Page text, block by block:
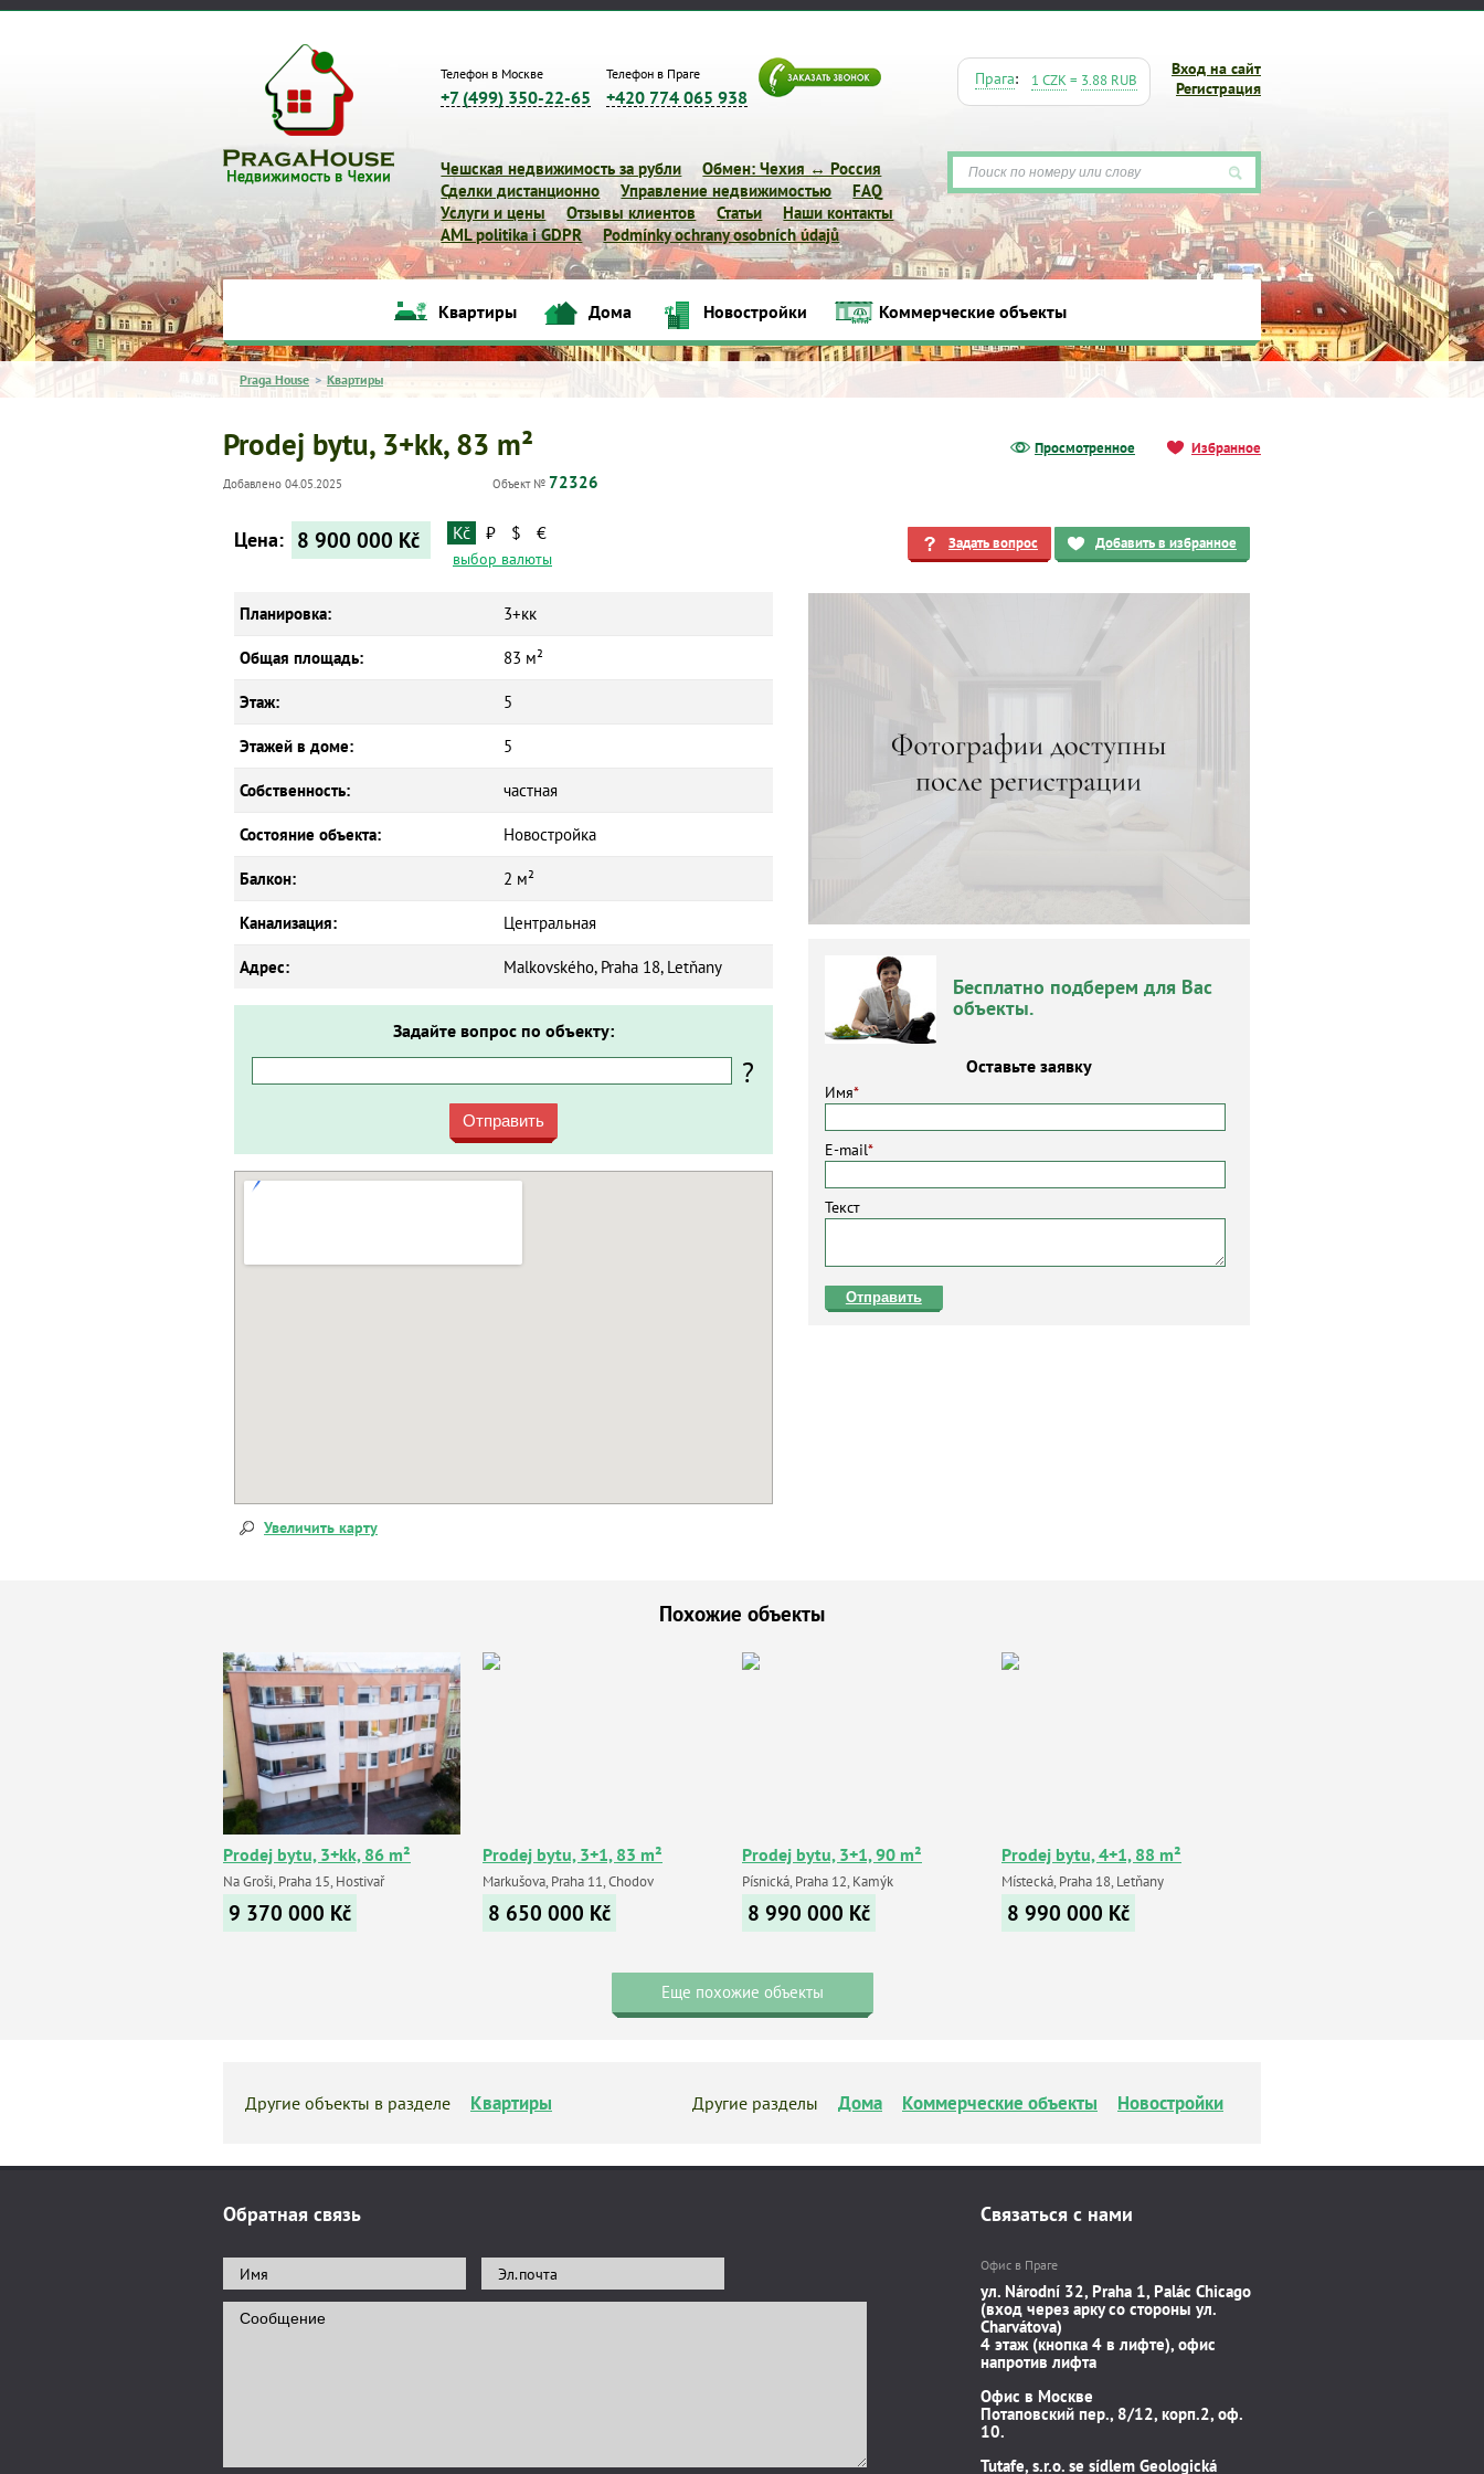
Телефон в Москве
+7 (499) 350-22-65
Телефон в Праге
+420 774 065 938
Вход на сайт
Регистрация
Прага: 1 CZK= 3.88 RUB
Чешская недвижимость за рубли
Обмен: Чехия ↔ Россия
Сделки дистанционно
Управление недвижимостью
FAQ
Услуги и цены
Отзывы клиентов Статьи
Наши контакты
AML politika i GDPR
Podmínky ochrany osobních údajů
Квартиры Новостройки Коммерческие объекты
Квартиры Дома Новостройки Коммерческие объекты
Praga House > Квартиры
Просмотренное Избранное
Prodej bytu, 3+kk, 83 m²
Добавлено 04.05.2025 Объект № 72326
Задать вопрос Добавить в избранное
Бесплатно подберем для Вас
объекты.
Оставьте заявку
Имя*
E-mail*
Текст
Отправить
Цена: 8 900 000 Kč Kč ₽ $ €
выбор валюты
Планировка: 3+кк
Общая площадь: 83 м²
Этаж: 5
Этажей в доме: 5
Собственность: частная
Состояние объекта: Новостройка
Балкон: 2 м²
Канализация: Центральная
Адрес: Malkovského, Praha 18, Letňany
Задайте вопрос по объекту:
?
Отправить
Увеличить карту
Похожие объекты
Prodej bytu, 3+kk, 86 m²
Na Groši, Praha 15, Hostivař
9 370 000 Kč
Prodej bytu, 3+1, 83 m²
Markušova, Praha 11, Chodov
8 650 000 Kč
Prodej bytu, 3+1, 90 m²
Písnická, Praha 12, Kamýk
8 990 000 Kč
Prodej bytu, 4+1, 88 m²
Místecká, Praha 18, Letňany
8 990 000 Kč
Еще похожие объекты
Другие объекты в разделе Квартиры Другие разделы Дома Коммерческие объекты Новостройки
Обратная связь Связаться с нами
Офис в Праге
ул. Národní 32, Praha 1, Palác Chicago
(вход через арку со стороны ул.
Charvátova)
4 этаж (кнопка 4 в лифте), офис
напротив лифта
Офис в Москве
Потаповский пер., 8/12, корп.2, оф.
10.
Tutafe, s.r.o. se sídlem Geologická